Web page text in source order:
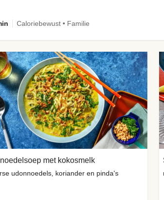
Caloriebewust • Familie
met kokosmelk
udonnoedels, koriander en pinda's